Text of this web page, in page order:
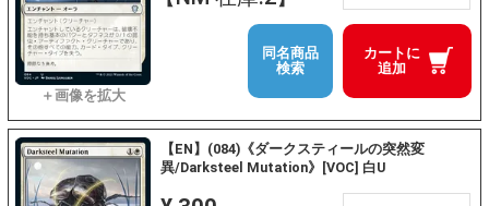
カートに
追加
同名商品
検索
【EN】(084)《ダークスティールの突然変
異/Darksteel Mutation》[VOC] 白U